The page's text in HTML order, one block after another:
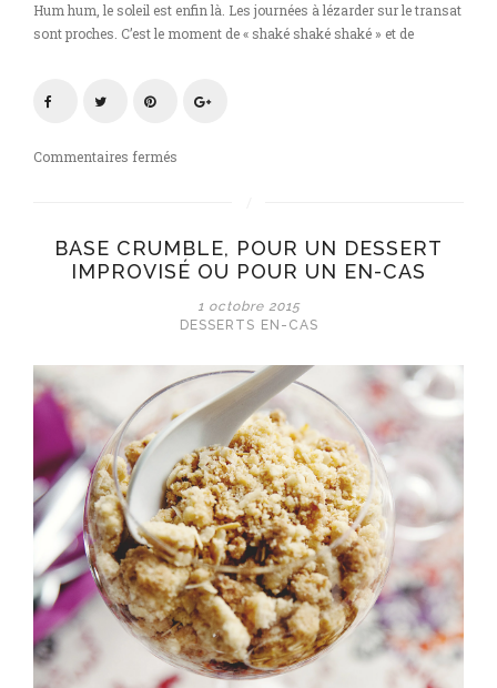
Hum hum, le soleil est enfin là. Les journées à lézarder sur le transat
sont proches. C’est le moment de « shaké shaké shaké » et de
Commentaires fermés
pomme
et
BASE CRUMBLE, POUR UN DESSERT
IMPROVISÉ OU POUR UN EN-CAS
1 octobre 2015
DESSERTS EN-CAS